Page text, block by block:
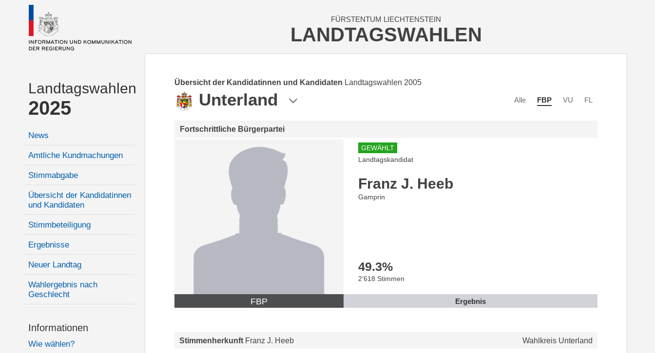
Landtagswahlen
2025
News
Amtliche Kundmachungen
Stimmabgabe
Übersicht der Kandidatinnen
und Kandidaten
Stimmbeteiligung
Ergebnisse
Neuer Landtag
Wahlergebnis nach
Geschlecht
Informationen
Wie wählen?
FÜRSTENTUM LIECHTENSTEIN
LANDTAGSWAHLEN
Übersicht der Kandidatinnen und Kandidaten Landtagswahlen 2005
Unterland Alle FBP VU FL
Fortschrittliche Bürgerpartei
FBP
GEWÄHLT
Landtagskandidat
Franz J. Heeb
Gamprin
49.3%
2’618 Stimmen
Ergebnis
Stimmenherkunft Franz J. Heeb Wahlkreis Unterland